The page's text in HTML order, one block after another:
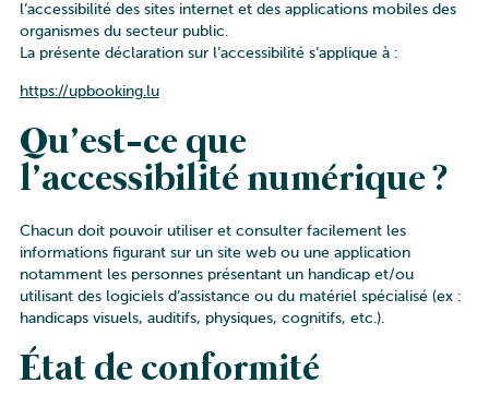
l’accessibilité des sites internet et des applications mobiles des
organismes du secteur public.
La présente déclaration sur l’accessibilité s’applique à :
https://upbooking.lu
Qu’est-ce que
l’accessibilité numérique ?
Chacun doit pouvoir utiliser et consulter facilement les
informations figurant sur un site web ou une application
notamment les personnes présentant un handicap et/ou
utilisant des logiciels d’assistance ou du matériel spécialisé (ex :
handicaps visuels, auditifs, physiques, cognitifs, etc.).
État de conformité